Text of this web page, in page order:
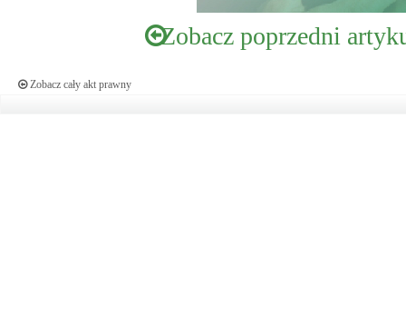
Zobacz poprzedni
Zobacz cały akt prawny